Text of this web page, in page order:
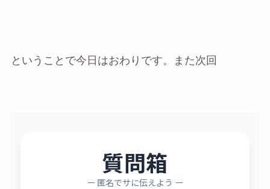
ということで今日はおわりです。また次回
質問箱
ー 匿名でサに伝えよう ー